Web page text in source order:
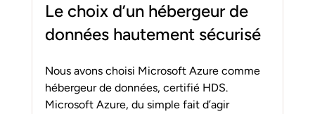
Le choix d’un hébergeur de
données hautement sécurisé
Nous avons choisi Microsoft Azure comme
hébergeur de données, certifié HDS.
Microsoft Azure, du simple fait d’agir